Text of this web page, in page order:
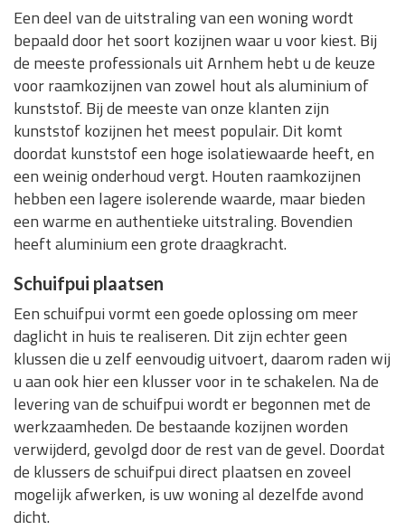
Een deel van de uitstraling van een woning wordt
bepaald door het soort kozijnen waar u voor kiest. Bij
de meeste professionals uit Arnhem hebt u de keuze
voor raamkozijnen van zowel hout als aluminium of
kunststof. Bij de meeste van onze klanten zijn
kunststof kozijnen het meest populair. Dit komt
doordat kunststof een hoge isolatiewaarde heeft, en
een weinig onderhoud vergt. Houten raamkozijnen
hebben een lagere isolerende waarde, maar bieden
een warme en authentieke uitstraling. Bovendien
heeft aluminium een grote draagkracht.
Schuifpui plaatsen
Een schuifpui vormt een goede oplossing om meer
daglicht in huis te realiseren. Dit zijn echter geen
klussen die u zelf eenvoudig uitvoert, daarom raden wij
u aan ook hier een klusser voor in te schakelen. Na de
levering van de schuifpui wordt er begonnen met de
werkzaamheden. De bestaande kozijnen worden
verwijderd, gevolgd door de rest van de gevel. Doordat
de klussers de schuifpui direct plaatsen en zoveel
mogelijk afwerken, is uw woning al dezelfde avond
dicht.